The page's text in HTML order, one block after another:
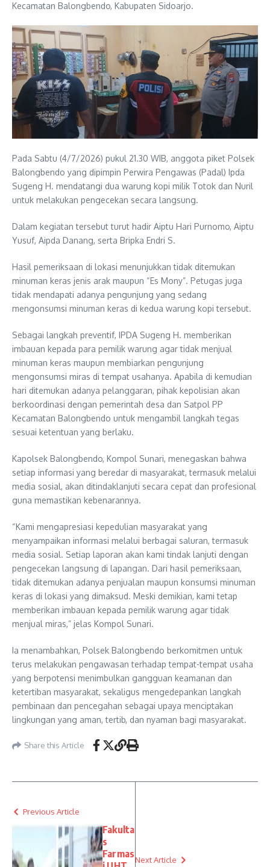
Kecamatan Balongbendo, Kabupaten Sidoarjo.
Pada Sabtu (4/7/2026) pukul 21.30 WIB, anggota piket Polsek
Balongbendo yang dipimpin Perwira Pengawas (Padal) Ipda
Sugeng H. mendatangi dua warung kopi milik Totok dan Nuril
untuk melakukan pengecekan secara langsung.
Dalam kegiatan tersebut turut hadir Aiptu Hari Purnomo, Aiptu
Yusuf, Aipda Danang, serta Bripka Endri S.
Hasil pemeriksaan di lokasi menunjukkan tidak ditemukan
minuman keras jenis arak maupun “Es Mony”. Petugas juga
tidak mendapati adanya pengunjung yang sedang
mengonsumsi minuman keras di kedua warung kopi tersebut.
Sebagai langkah preventif, IPDA Sugeng H. memberikan
imbauan kepada para pemilik warung agar tidak menjual
minuman keras maupun membiarkan pengunjung
mengonsumsi miras di tempat usahanya. Apabila di kemudian
hari ditemukan adanya pelanggaran, pihak kepolisian akan
berkoordinasi dengan pemerintah desa dan Satpol PP
Kecamatan Balongbendo untuk mengambil langkah tegas
sesuai ketentuan yang berlaku.
Kapolsek Balongbendo, Kompol Sunari, menegaskan bahwa
setiap informasi yang beredar di masyarakat, termasuk melalui
media sosial, akan ditindaklanjuti secara cepat dan profesional
guna memastikan kebenarannya.
“Kami mengapresiasi kepedulian masyarakat yang
menyampaikan informasi melalui berbagai saluran, termasuk
media sosial. Setiap laporan akan kami tindak lanjuti dengan
pengecekan langsung di lapangan. Dari hasil pemeriksaan,
tidak ditemukan adanya penjualan maupun konsumsi minuman
keras di lokasi yang dimaksud. Meski demikian, kami tetap
memberikan imbauan kepada pemilik warung agar tidak
menjual miras,” jelas Kompol Sunari.
Ia menambahkan, Polsek Balongbendo berkomitmen untuk
terus melakukan pengawasan terhadap tempat-tempat usaha
yang berpotensi menimbulkan gangguan keamanan dan
ketertiban masyarakat, sekaligus mengedepankan langkah
pembinaan dan pencegahan sebagai upaya menciptakan
lingkungan yang aman, tertib, dan nyaman bagi masyarakat.
Share this Article
Previous Article
Fakulta
s
FarmasNext Article